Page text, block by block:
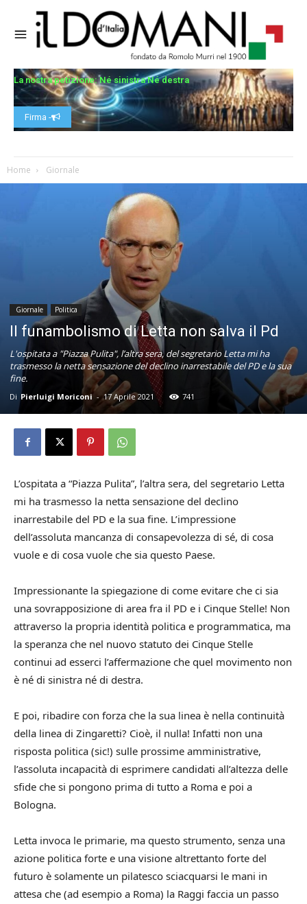
La nostra petizione: Né sinistra Né destra
Firma -
Home Giornale
Giornale Politica
Il funambolismo di Letta non salva il Pd
L'ospitata a "Piazza Pulita", l’altra sera, del segretario Letta mi ha
trasmesso la netta sensazione del declino inarrestabile del PD e la sua
fine.
Di Pierluigi Moriconi - 17 Aprile 2021 741
L’ospitata a “Piazza Pulita”, l’altra sera, del segretario Letta
mi ha trasmesso la netta sensazione del declino
inarrestabile del PD e la sua fine. L’impressione
dell’assoluta mancanza di consapevolezza di sé, di cosa
vuole e di cosa vuole che sia questo Paese.
Impressionante la spiegazione di come evitare che ci sia
una sovrapposizione di area fra il PD e i Cinque Stelle! Non
attraverso la propria identità politica e programmatica, ma
la speranza che nel nuovo statuto dei Cinque Stelle
continui ad esserci l’affermazione che quel movimento non
è né di sinistra né di destra.
E poi, ribadire con forza che la sua linea è nella continuità
della linea di Zingaretti? Cioè, il nulla! Infatti non una
risposta politica (sic!) sulle prossime amministrative,
l’assoluta incapacità di esprimere candidati all’altezza delle
sfide che si pongono prima di tutto a Roma e poi a
Bologna.
Letta invoca le primarie, ma questo strumento, senza una
azione politica forte e una visione altrettanto forte del
futuro è solamente un pilatesco sciacquarsi le mani in
attesa che (ad esempio a Roma) la Raggi faccia un passo